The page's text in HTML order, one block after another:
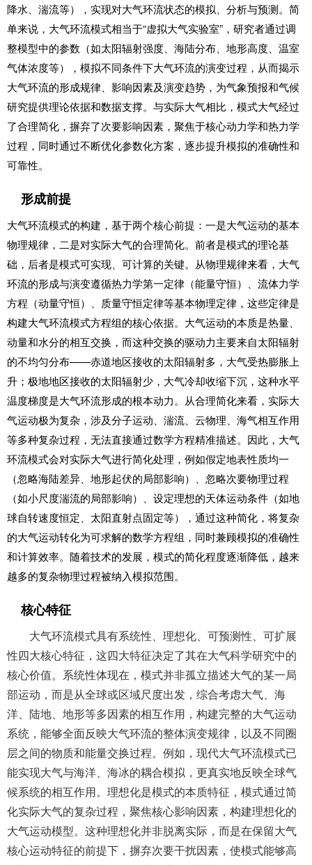
降水、湍流等），实现对大气环流状态的模拟、分析与预测。简
单来说，大气环流模式相当于“虚拟大气实验室”，研究者通过调
整模型中的参数（如太阳辐射强度、海陆分布、地形高度、温室
气体浓度等），模拟不同条件下大气环流的演变过程，从而揭示
大气环流的形成规律、影响因素及演变趋势，为气象预报和气候
研究提供理论依据和数据支撑。与实际大气相比，模式大气经过
了合理简化，摒弃了次要影响因素，聚焦于核心动力学和热力学
过程，同时通过不断优化参数化方案，逐步提升模拟的准确性和
可靠性。
形成前提
大气环流模式的构建，基于两个核心前提：一是大气运动的基本
物理规律，二是对实际大气的合理简化。前者是模式的理论基
础，后者是模式可实现、可计算的关键。从物理规律来看，大气
环流的形成与演变遵循热力学第一定律（能量守恒）、流体力学
方程（动量守恒）、质量守恒定律等基本物理定律，这些定律是
构建大气环流模式方程组的核心依据。大气运动的本质是热量、
动量和水分的相互交换，而这种交换的驱动力主要来自太阳辐射
的不均匀分布——赤道地区接收的太阳辐射多，大气受热膨胀上
升；极地地区接收的太阳辐射少，大气冷却收缩下沉，这种水平
温度梯度是大气环流形成的根本动力。从合理简化来看，实际大
气运动极为复杂，涉及分子运动、湍流、云物理、海气相互作用
等多种复杂过程，无法直接通过数学方程精准描述。因此，大气
环流模式会对实际大气进行简化处理，例如假定地表性质均一
（忽略海陆差异、地形起伏的局部影响）、忽略次要物理过程
（如小尺度湍流的局部影响）、设定理想的天体运动条件（如地
球自转速度恒定、太阳直射点固定等），通过这种简化，将复杂
的大气运动转化为可求解的数学方程组，同时兼顾模拟的准确性
和计算效率。随着技术的发展，模式的简化程度逐渐降低，越来
越多的复杂物理过程被纳入模拟范围。
核心特征
大气环流模式具有系统性、理想化、可预测性、可扩展
性四大核心特征，这四大特征决定了其在大气科学研究中的
核心价值。系统性体现在，模式并非孤立描述大气的某一局
部运动，而是从全球或区域尺度出发，综合考虑大气、海
洋、陆地、地形等多因素的相互作用，构建完整的大气运动
系统，能够全面反映大气环流的整体演变规律，以及不同圈
层之间的物质和能量交换过程。例如，现代大气环流模式已
能实现大气与海洋、海冰的耦合模拟，更真实地反映全球气
候系统的相互作用。理想化是模式的本质特征，模式通过简
化实际大气的复杂过程，聚焦核心影响因素，构建理想化的
大气运动模型。这种理想化并非脱离实际，而是在保留大气
核心运动特征的前提下，摒弃次要干扰因素，使模式能够高